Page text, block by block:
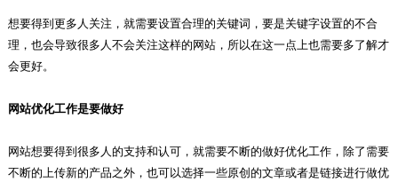
想要得到更多人关注，就需要设置合理的关键词，要是关键字设置的不合
理，也会导致很多人不会关注这样的网站，所以在这一点上也需要多了解才
会更好。
网站优化工作是要做好
网站想要得到很多人的支持和认可，就需要不断的做好优化工作，除了需要
不断的上传新的产品之外，也可以选择一些原创的文章或者是链接进行做优